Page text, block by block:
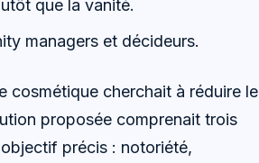
que la vanité.
managers et décideurs.
cosmétique cherchait à réduire le
proposée comprenait trois
précis : notoriété,